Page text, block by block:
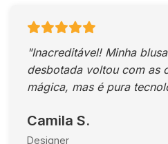
"Inacreditável! Minha
desbotada voltou com as
mágica, mas é pura
Camila S.
Designer